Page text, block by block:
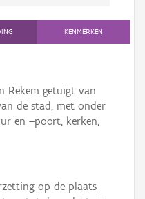
KENMERKEN
Rekem getuigt van
de stad, met onder
en –poort, kerken,
op de plaats